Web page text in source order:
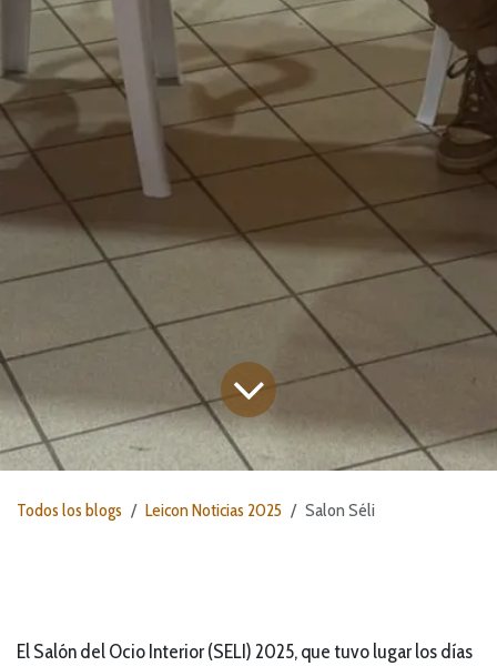
Todos los blogs Leicon Noticias 2025 Salon Séli
El Salón del Ocio Interior (SELI) 2025, que tuvo lugar los días